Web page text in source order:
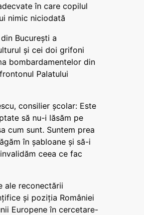
în care copilul
nimic niciodată
București a
și cei doi grifoni
bombardamentelor din
Palatului
consilier școlar: Este
să nu-i lăsăm pe
cum sunt. Suntem prea
în șabloane și să-i
ceea ce fac
ale reconectării
și poziția României
Europene în cercetare-